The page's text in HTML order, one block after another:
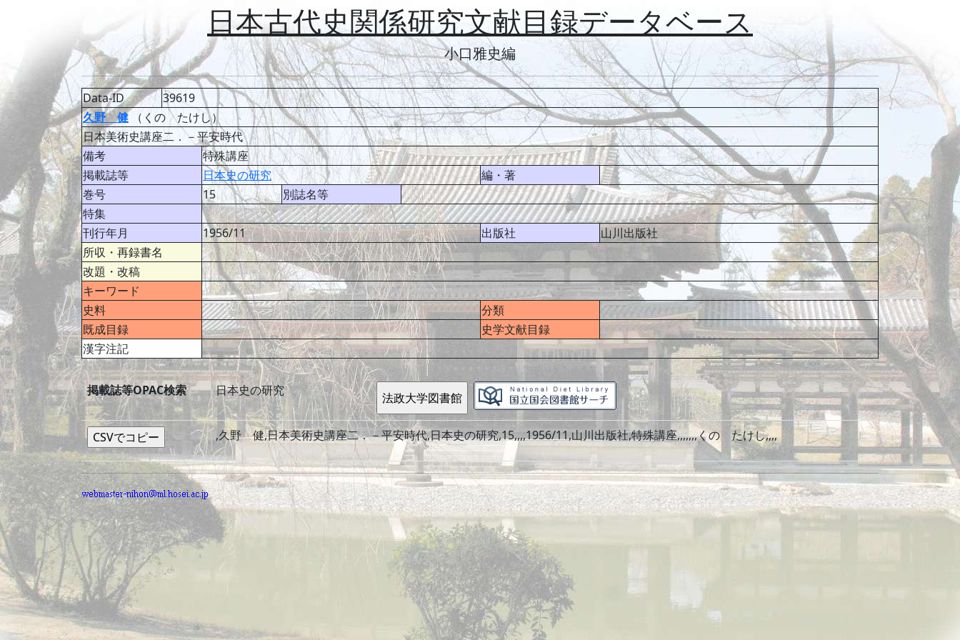
日本古代史関係研究文献目録データベース
小口雅史編
Data-ID
39619
久野 健 （くの たけし）
日本美術史講座二．－平安時代
備考
特殊講座
掲載誌等
日本史の研究
編・著
巻号
15
別誌名等
特集
刊行年月
1956/11 出版社
山川出版社
所収・再録書名
改題・改稿
キーワード
史料
分類
既成目録
史学文献目録
漢字注記
掲載誌等OPAC検索 日本史の研究
,久野 健,日本美術史講座二．－平安時代,日本史の研究,15,,,,1956/11,山川出版社,特殊講座,,,,,,,くの たけし,,,,